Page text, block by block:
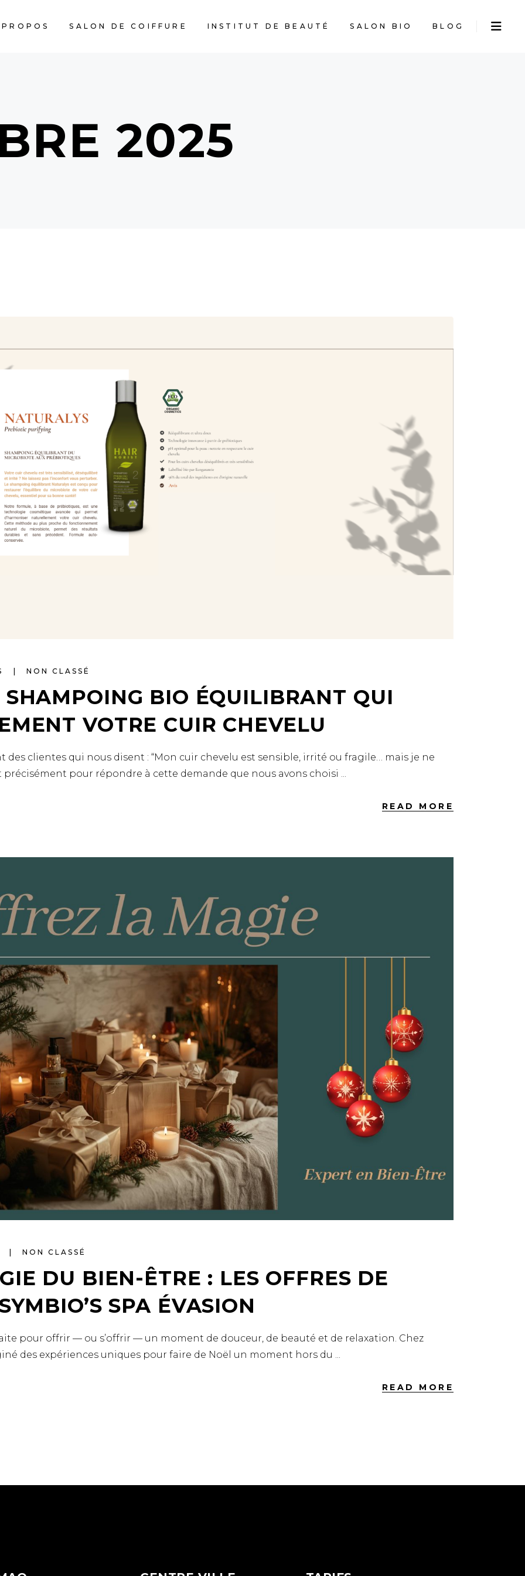
SALON DE COIFFURE INSTITUT DE BEAUTÉ SALON BIO BLOG
2025
NON CLASSÉ
BIO ÉQUILIBRANT QUI
VOTRE CUIR CHEVELU
des clientes qui nous disent : “Mon cuir chevelu est sensible, irrité ou fragile… mais je ne
précisément pour répondre à cette demande que nous avons choisi
READ MORE
NON CLASSÉ
DU BIEN-ÊTRE : LES OFFRES DE
SPA ÉVASION
pour offrir — ou s’offrir — un moment de douceur, de beauté et de relaxation. Chez
des expériences uniques pour faire de Noël un moment hors du
READ MORE